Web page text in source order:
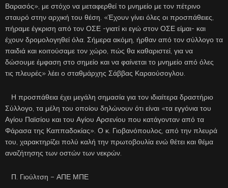
Βαρασός», με στόχο να μεταφερθεί το μνημείο με τον πέτρινο
σταυρό στην αρχική του θέση. «Έχουν γίνει όλες οι προσπάθειες,
πήραμε έγκριση από τον ΟΣΕ -γιατί κι εγώ στον ΟΣΕ είμαι- και
έχουν δρομολογηθεί όλα. Σήμερα ακόμη, ήρθαν από τον σύλλογο τα
παιδιά και κοιτούσαμε τον χώρο, πώς θα καθαριστεί, για να
δώσουμε έμφαση στο σημείο και να φαίνεται το μνημείο από όλες
τις πλευρές» λέει ο σταθμάρχης Σάββας Καραούσογλου.
Η προσπάθεια έχει μεγάλη σημασία για τον ιδιαίτερα δραστήριο
Σύλλογο, τα μέλη του οποίου δηλώνουν ότι είναι «τα εγγόνια του
Αγίου Παϊσίου και του Αγίου Αρσενίου που κατάγονταν από τα
Φάρασα της Καππαδοκίας». Ο κ. Γιοβανόπουλος, από την πλευρά
του, χαρακτηρίζει πολύ καλή την πρωτοβουλία ενώ θέτει και θέμα
αναζήτησης των οστών των νεκρών.
Π. Γιούλτση – ΑΠΕ ΜΠΕ